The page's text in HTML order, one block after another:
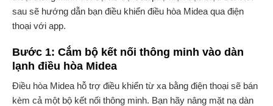
sau sẽ hướng dẫn bạn điều khiển điều hòa Midea qua điện
thoại với app.
Bước 1: Cắm bộ kết nối thông minh vào dàn
lạnh điều hòa Midea
Điều hòa Midea hỗ trợ điều khiển từ xa bằng điện thoại sẽ bán
kèm cả một bộ kết nối thông minh. Bạn hãy nâng mặt nạ dàn